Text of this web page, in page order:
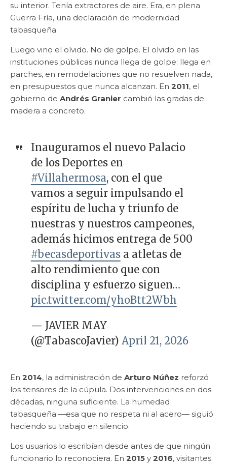
su interior. Tenía extractores de aire. Era, en plena
Guerra Fría, una declaración de modernidad
tabasqueña.
Luego vino el olvido. No de golpe. El olvido en las
instituciones públicas nunca llega de golpe: llega en
parches, en remodelaciones que no resuelven nada,
en presupuestos que nunca alcanzan. En 2011, el
gobierno de Andrés Granier cambió las gradas de
madera a concreto.
Inauguramos el nuevo Palacio
de los Deportes en
#Villahermosa, con el que
vamos a seguir impulsando el
espíritu de lucha y triunfo de
nuestras y nuestros campeones,
además hicimos entrega de 500
#becasdeportivasa atletas de
alto rendimiento que con
disciplina y esfuerzo siguen…
pic.twitter.com/yhoBtt2Wbh
— JAVIER MAY
(@TabascoJavier) April 21, 2026
En 2014, la administración de Arturo Núñez reforzó
los tensores de la cúpula. Dos intervenciones en dos
décadas, ninguna suficiente. La humedad
tabasqueña —esa que no respeta ni al acero— siguió
haciendo su trabajo en silencio.
Los usuarios lo escribían desde antes de que ningún
funcionario lo reconociera. En 2015 y 2016, visitantes